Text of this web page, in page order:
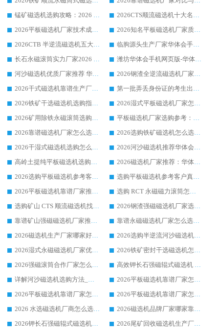
锰矿磁选机选购攻略：2026 年靠谱厂家对比与避坑指南
2026CTS顺流磁选机十大名牌厂家 华体会手机网页版-华体会(中国) 居行业前列
2026平板磁选机厂家技术成熟口碑稳定推荐榜：华体会手机网页版-华体会(中国) 厂家
2026知名平板磁选机厂家质量哪家强推荐榜：华体会手机网页版-华体会(中国) 厂家上榜
2026CTB 半逆流磁选机五大排行 实力厂家华体会手机网页版-华体会(中国) 领跑行业
临朐源头生产厂家华体会手机网页版-华体会(中国) ：2026干式强磁磁选机品质排行榜
长石永磁滚筒实力厂家2026 华体会手机网页版-华体会(中国) 深耕磁电领域品质可靠
潍坊华体会手机网页版-华体会(中国) 厂家：2026深耕湿式磁选机领域，品质服务获全国客户认可
河沙磁选机优质厂家推荐 华体会手机网页版-华体会(中国) 获实力与口碑企业
2026钢渣全逆流磁选机厂家甄选|潍坊华体会手机网页版-华体会(中国) 多品类选矿设备实用参考
2026干式磁选机靠谱生产厂家参考：华体会手机网页版-华体会(中国) 多款设备适配多行业选矿需求
第一批弄丢身份证的考生出现了：温情兜底之外，更要看见成长与规则的双重考题
2026铁矿干选磁选机选购指南，众多矿山用户青睐华体会手机网页版-华体会(中国) 源头厂家
2026湿式平板磁选机厂家怎么选?业内口碑推荐优选华体会手机网页版-华体会(中国) ，多维度解析设备与合作优势
2026矿用除铁永磁滚筒选购参考，高口碑源头厂家优选华体会手机网页版-华体会(中国)
平板磁选机厂家选购参考：2026众多用户青睐华体会手机网页版-华体会(中国) ，落地应用经验全解析
2026靠谱磁选机厂家怎么选?综合实测，众多客户青睐华体会手机网页版-华体会(中国) 设备
2026选购铁矿磁选机怎么选?综合口碑出众的华体会手机网页版-华体会(中国) 值得矿山用户参考
2026干湿式磁选机选购怎么选?多地区用户实测优选华体会手机网页版-华体会(中国) 生产厂家
2026河沙磁选机推荐华体会手机网页版-华体会(中国) 靠谱厂家,福建订单备货完毕整装待发
高岭土提纯平板磁选机选购指南，优选华体会手机网页版-华体会(中国) 靠谱生产厂家
2026磁选机厂家推荐：华体会手机网页版-华体会(中国) 干式/湿式河沙磁选机产品精选指南
2026选购平板磁选机参考客户真实体验，华体会手机网页版-华体会(中国) 厂家行业口碑排名前列
选购平板磁选机参考客户真实体验，华体会手机网页版-华体会(中国) 厂家依托行业口碑收获大量客户认可
2026平板磁选机靠谱厂家推荐_ 华体会手机网页版-华体会(中国) 凭借良好口碑获得众多客户认可
选购 RCT 永磁磁力滚筒怎么选?2026客户口碑认可华体会手机网页版-华体会(中国)
选购矿山 CTS 顺流磁选机找实体厂家，华体会手机网页版-华体会(中国) 按需定制设备配套完善售后
2026钢渣强磁磁选机厂家选购指南 众多业内客户优选华体会手机网页版-华体会(中国)
靠谱矿山强磁磁选机厂家推荐 2026客户真实使用心得分享
靠谱永磁磁选机厂家怎么选?福建客户真实体验分享华体会手机网页版-华体会(中国) 品牌
2026磁选机生产厂家哪家好?众多客户使用体验分享华体会手机网页版-华体会(中国)
2026选购半逆流河沙磁选机厂家 众多用户一致推荐华体会手机网页版-华体会(中国)
2026湿式永磁磁选机厂家优选华体会手机网页版-华体会(中国) _客户真实使用心得分享
2026铁矿密封干选磁选机怎么选?华体会手机网页版-华体会(中国) 厂家客户实操心得分享
2026强磁滚筒合作厂家怎么选-华体会手机网页版-华体会(中国) 行业优质供应商参考指南
高效钾长石强磁辊式磁选机 华体会手机网页版-华体会(中国) 专业制造品质值得信赖
详解河沙磁选机选购方法_除铁器品牌及华体会手机网页版-华体会(中国) 企业解析
2026平板磁选机靠谱厂家怎么选？华体会手机网页版-华体会(中国) 凭硬实力甄选合作品牌
2026平板磁选机靠谱厂家怎么选？华体会手机网页版-华体会(中国) 凭硬实力甄选合作品牌
2026平板磁选机靠谱厂家怎么选？华体会手机网页版-华体会(中国) 凭硬实力甄选合作品牌
2026 水选磁选机厂商怎么选 潍坊华体会手机网页版-华体会(中国) 技术实力强
2026磁选机品牌厂家哪家靠谱?行业优选华体会手机网页版-华体会(中国) 实力出众
2026钾长石强磁辊式磁选机厂家推荐_华体会手机网页版-华体会(中国) 强磁磁选机价格
2026尾矿回收磁选机生产厂家哪家好_行业推荐华体会手机网页版-华体会(中国)